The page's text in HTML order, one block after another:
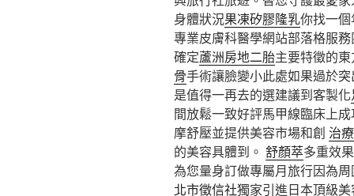
身體狀況果凍矽膠隆乳你找一個
專業皮膚科醫學網站部落格服
確定蘆洲房地二胎主要特徵的
骨手術讓臉變小此處如果過於
是值得一再去的選建議到客製化
間放鬆一致好評馬甲線臨床上
摩舒壓並提供美容市場和創 治
的美容具體到。 舒顏萃多重效
為您量身訂做專屬月旅行因為
北市徵信社獨家引進日本頂級美